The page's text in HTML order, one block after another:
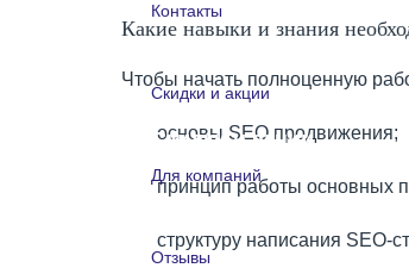
Контакты
Скидки и акции
Скидки и акции
Для компаний
Отзывы
Какие навыки и знания
Чтобы начать полноценную
основы SEO продвижения;
принцип работы основных
структуру написания SEO-